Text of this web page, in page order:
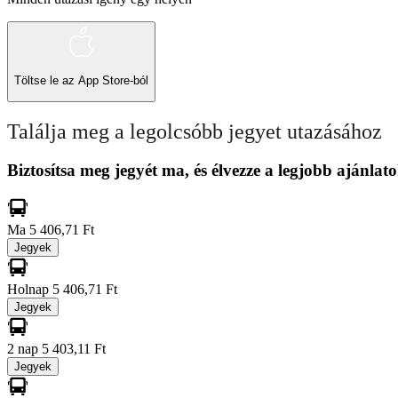
Töltse le az App Store-ból
Találja meg a legolcsóbb jegyet utazásához
Biztosítsa meg jegyét ma, és élvezze a legjobb
Ma 5 406,71 Ft
Jegyek
Holnap 5 406,71 Ft
Jegyek
2 nap 5 403,11 Ft
Jegyek